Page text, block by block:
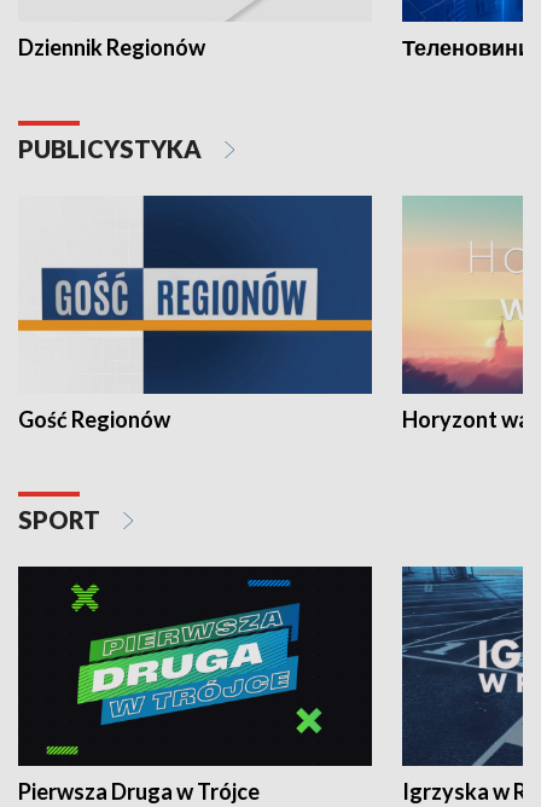
Dziennik Regionów Теленовини
PUBLICYSTYKA
Gość Regionów Horyzont
SPORT
Pierwsza Druga w Trójce Igrzyska w